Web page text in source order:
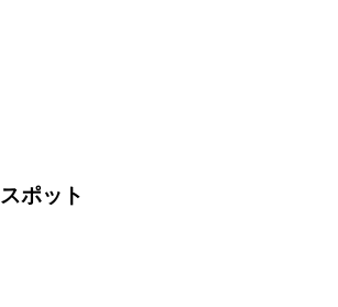
ポット